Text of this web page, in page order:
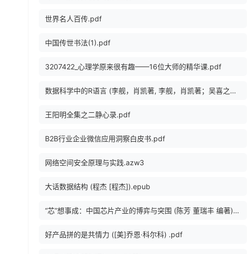
世界名人百传.pdf
中国传世书法(1).pdf
3207422_心理学原来很有趣——16位大师的精华课.pdf
数据科学中的R语言 (李舰，肖凯著, 李舰，肖凯著；吴喜之审校, Pdg2Pic).pdf
王阳明全集之二静心录.pdf
B2B行业企业微信应用洞察白皮书.pdf
网络空间安全原理与实践.azw3
大话数据结构 (程杰 [程杰]).epub
“芯”想事成：中国芯片产业的博弈与突围 (陈芳 董瑞丰 编著).epub
好产品拼的是共情力 ([美]乔恩·科尔科) .pdf